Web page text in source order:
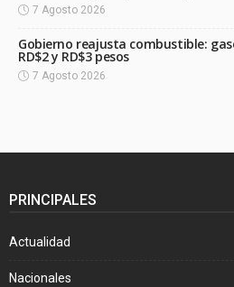
7 Agosto 2026
Gobierno reajusta combustible:
RD$2 y RD$3 pesos
7 Agosto 2026
PRINCIPALES
Actualidad
Nacionales